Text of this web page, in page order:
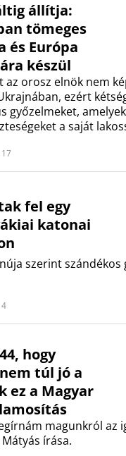
állítja:
tömeges
és Európa
készül
az orosz elnök nem
ezért
győzelmeket,
a saját
17
fel egy
katonai
szerint szándékos
4
hogy
túl jó a
ez a Magyar
magunkról az
írása.